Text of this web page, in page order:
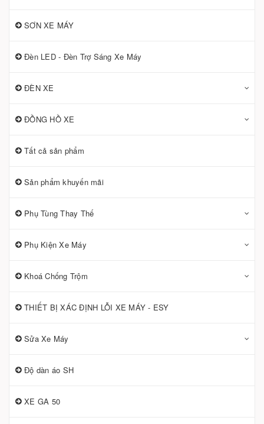
SƠN XE MÁY
Đèn LED - Đèn Trợ Sáng Xe Máy
ĐÈN XE
ĐỒNG HỒ XE
Tất cả sản phẩm
Sản phẩm khuyến mãi
Phụ Tùng Thay Thế
Phụ Kiện Xe Máy
Khoá Chống Trộm
THIẾT BỊ XÁC ĐỊNH LỖI XE MÁY - ESY
Sửa Xe Máy
Độ dàn áo SH
XE GA 50